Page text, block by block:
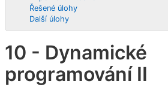
Řešené úlohy
Další úlohy
10 - Dynamické
programování II